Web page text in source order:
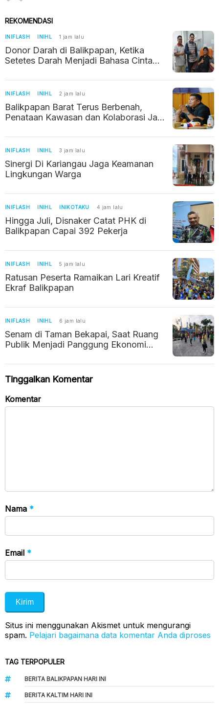
REKOMENDASI
INIFLASH INIHL 1 jam lalu
Donor Darah di Balikpapan, Ketika
Setetes Darah Menjadi Bahasa Cinta
INIFLASH INIHL 2 jam lalu
Balikpapan Barat Terus Berbenah,
Penataan Kawasan dan Kolaborasi Jadi
INIFLASH INIHL 3 jam lalu
Sinergi Di Kariangau Jaga Keamanan
Lingkungan Warga
INIFLASH INIHL INIKOTAKU 4 jam lalu
Hingga Juli, Disnaker Catat PHK di
Balikpapan Capai 392 Pekerja
INIFLASH INIHL 5 jam lalu
Ratusan Peserta Ramaikan Lari Kreatif
Ekraf Balikpapan
INIFLASH INIHL 6 jam lalu
Senam di Taman Bekapai, Saat Ruang
Publik Menjadi Panggung Ekonomi
Tinggalkan Komentar
Komentar
Nama *
Email *
Situs ini menggunakan Akismet untuk mengurangi
spam. Pelajari bagaimana data komentar Anda diproses
TAG TERPOPULER
BERITA BALIKPAPAN HARI INI
BERITA KALTIM HARI INI